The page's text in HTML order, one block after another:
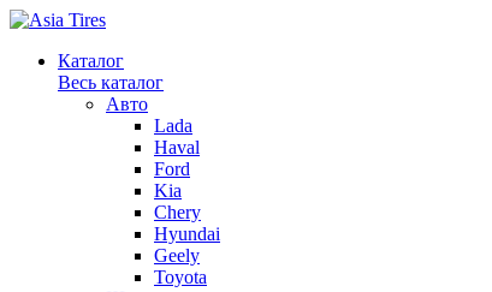
Каталог
Весь каталог
Авто
Lada
Haval
Ford
Kia
Chery
Hyundai
Geely
Toyota